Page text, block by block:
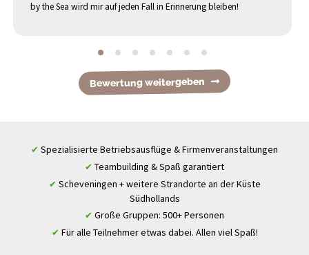
by the Sea wird mir auf jeden Fall in Erinnerung bleiben!
Bewertung weitergeben
✔ Spezialisierte Betriebsausflüge & Firmenveranstaltungen
✔ Teambuilding & Spaß garantiert
✔ Scheveningen + weitere Strandorte an der Küste
Südhollands
✔ Große Gruppen: 500+ Personen
✔ Für alle Teilnehmer etwas dabei. Allen viel Spaß!